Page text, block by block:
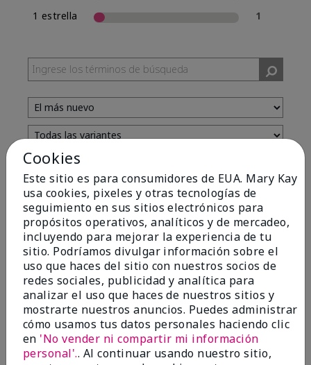
1 estrella
1
Evaluado por 13 clientes
5
Yeh! I really works
EnviadoHace 4 meses
porChar
deDetroit, Mi
Evaluado en
marykay.com/en-us/
I ski all winter and since adding this to my progam
Cookies
Este sitio es para consumidores de EUA. Mary Kay
usa cookies, pixeles y otras tecnologías de
seguimiento en sus sitios electrónicos para
propósitos operativos, analíticos y de mercadeo,
incluyendo para mejorar la experiencia de tu
sitio. Podríamos divulgar información sobre el
uso que haces del sitio con nuestros socios de
redes sociales, publicidad y analítica para
analizar el uso que haces de nuestros sitios y
mostrarte nuestros anuncios. Puedes administrar
cómo usamos tus datos personales haciendo clic
en 'No vender ni compartir mi información
personal'.. Al continuar usando nuestro sitio,